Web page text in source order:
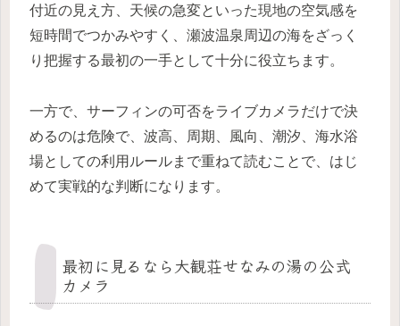
付近の見え方、天候の急変といった現地の空気感を
短時間でつかみやすく、瀬波温泉周辺の海をざっく
り把握する最初の一手として十分に役立ちます。
一方で、サーフィンの可否をライブカメラだけで決
めるのは危険で、波高、周期、風向、潮汐、海水浴
場としての利用ルールまで重ねて読むことで、はじ
めて実戦的な判断になります。
最初に見るなら大観荘せなみの湯の公式
カメラ